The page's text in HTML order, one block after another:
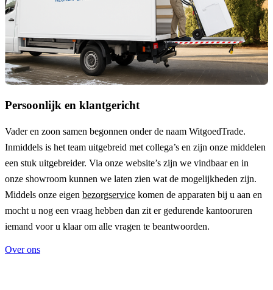
Persoonlijk en klantgericht
Vader en zoon samen begonnen onder de naam WitgoedTrade.
Inmiddels is het team uitgebreid met collega’s en zijn onze middelen
een stuk uitgebreider. Via onze website’s zijn we vindbaar en in
onze showroom kunnen we laten zien wat de mogelijkheden zijn.
Middels onze eigen bezorgservice komen de apparaten bij u aan en
mocht u nog een vraag hebben dan zit er gedurende kantooruren
iemand voor u klaar om alle vragen te beantwoorden.
Over ons